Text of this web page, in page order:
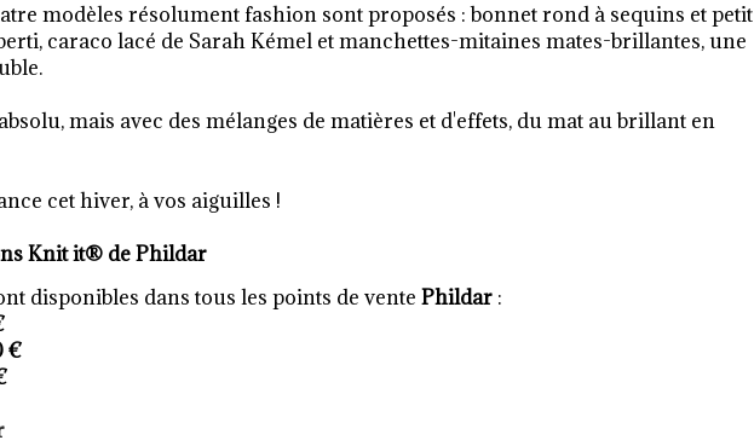
modèles résolument fashion sont proposés : bonnet rond à sequins et petit
caraco lacé de Sarah Kémel et manchettes-mitaines mates-brillantes, une
mais avec des mélanges de matières et d'effets, du mat au brillant en
cet hiver, à vos aiguilles !
Knit it® de Phildar
disponibles dans tous les points de vente Phildar :
€